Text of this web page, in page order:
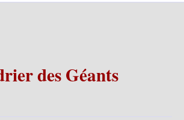
des Géants